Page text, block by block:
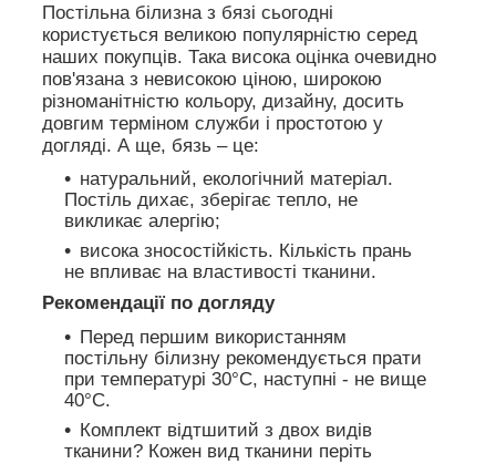
Постільна білизна з бязі сьогодні
користується великою популярністю серед
наших покупців. Така висока оцінка очевидно
пов'язана з невисокою ціною, широкою
різноманітністю кольору, дизайну, досить
довгим терміном служби і простотою у
догляді. А ще, бязь – це:
натуральний, екологічний матеріал.
Постіль дихає, зберігає тепло, не
викликає алергію;
висока зносостійкість. Кількість прань
не впливає на властивості тканини.
Рекомендації по догляду
Перед першим використанням
постільну білизну рекомендується прати
при температурі 30°C, наступні - не вище
40°C.
Комплект відтшитий з двох видів
тканини? Кожен вид тканини періть